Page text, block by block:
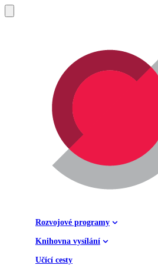
Rozvojové programy
Knihovna vysílání
Učící cesty